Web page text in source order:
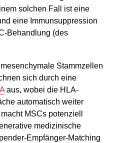
solchen Fall ist eine
eine Immunsuppression
Behandlung (des
Stammzellen
sich durch eine
aus, wobei die HLA-
automatisch weiter
MSCs potenziell
medizinische
Empfänger-Matching